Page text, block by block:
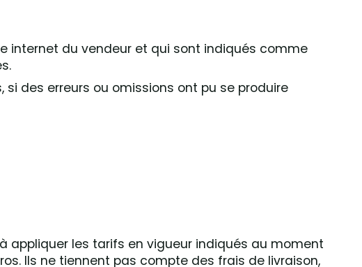
internet du vendeur et qui sont indiqués comme
des erreurs ou omissions ont pu se produire
appliquer les tarifs en vigueur indiqués au moment
Ils ne tiennent pas compte des frais de livraison,